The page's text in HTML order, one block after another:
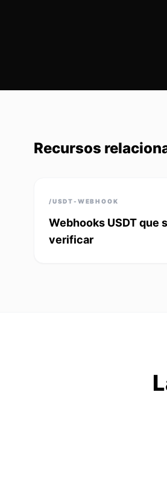
Recursos
/USDT-WEBHOOK
Webhooks USDT que
verificar